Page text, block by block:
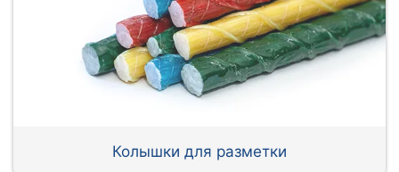
Колышки для разметки